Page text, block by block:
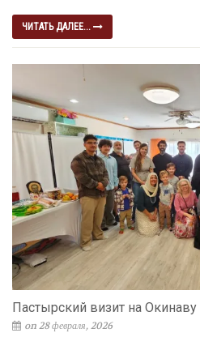
ЧИТАТЬ ДАЛЕЕ...
Пастырский визит на
on 28 февраля, 2026